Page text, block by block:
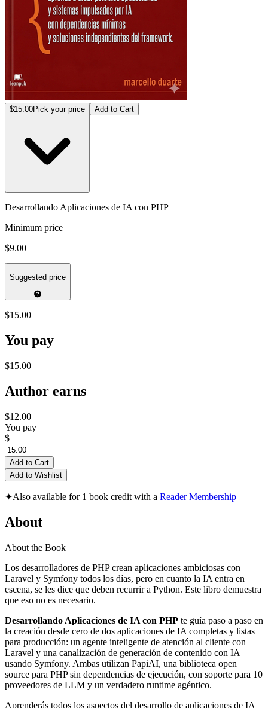
$15.00Pick your price Add to Cart
Desarrollando Aplicaciones de IA con PHP
Minimum price
$9.00
Suggested price
$15.00
You pay
$15.00
Author earns
$12.00
You pay
$
Add to Cart
Add to Wishlist
✦Also available for 1 book credit with a Reader Membership
About
About the Book
Los desarrolladores de PHP crean aplicaciones ambiciosas con
Laravel y Symfony todos los días, pero en cuanto la IA entra en
escena, se les dice que deben recurrir a Python. Este libro demuestra
que eso no es necesario.
Desarrollando Aplicaciones de IA con PHP te guía paso a paso en
la creación desde cero de dos aplicaciones de IA completas y listas
para producción: un agente inteligente de atención al cliente con
Laravel y una canalización de generación de contenido con IA
usando Symfony. Ambas utilizan PapiAI, una biblioteca open
source para PHP sin dependencias de ejecución, con soporte para 10
proveedores de LLM y un verdadero runtime agéntico.
Aprenderás todos los aspectos del desarrollo de aplicaciones de IA